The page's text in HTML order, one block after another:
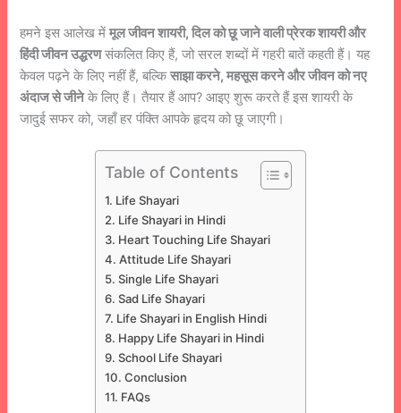
हमने इस आलेख मेंमूल जीवन शायरी, दिल को छू जाने वाली प्रेरक शायरी और
हिंदी जीवन उद्धरणसंकलित किए हैं, जो सरल शब्दों में गहरी बातें कहती हैं। यह
केवल पढ़ने के लिए नहीं हैं, बल्किसाझा करने, महसूस करने और जीवन को नए
अंदाज से जीनेके लिए हैं। तैयार हैं आप? आइए शुरू करते हैं इस शायरी के
जादुई सफर को, जहाँ हर पंक्ति आपके हृदय को छू जाएगी।
Table of Contents
Life Shayari
Life Shayari in Hindi
Heart Touching Life Shayari
Attitude Life Shayari
Single Life Shayari
Sad Life Shayari
Life Shayari in English Hindi
Happy Life Shayari in Hindi
School Life Shayari
Conclusion
FAQs